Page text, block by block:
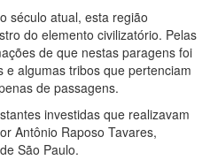
século atual, esta região
do elemento civilizatório. Pelas
de que nestas paragens foi
e algumas tribos que pertenciam
de passagens.
investidas que realizavam
Antônio Raposo Tavares,
São Paulo.